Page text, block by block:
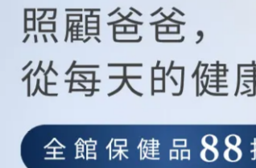
適合台灣氣候的防曬乳？
Sun Protection Factor）主要防禦UVB，建